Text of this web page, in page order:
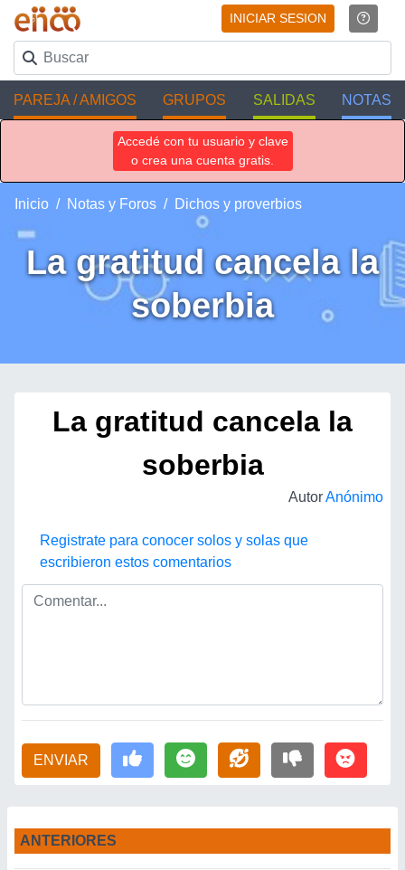
INICIAR SESION
PAREJA / AMIGOS GRUPOS SALIDAS NOTAS
Accedé con tu usuario y clave
o crea una cuenta gratis.
Inicio Notas y Foros Dichos y proverbios
La gratitud cancela la
soberbia
La gratitud cancela la
soberbia
AutorAnónimo
Registrate para conocer solos y solas que
escribieron estos comentarios
ENVIAR
ANTERIORES